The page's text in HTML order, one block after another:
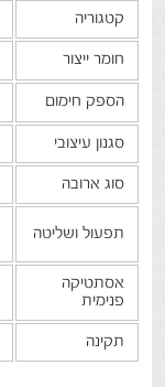
קטגוריה
חומר ייצור
הספק חימום
סגנון עיצובי
סוג ארובה
תפעול ושליטה
אסתטיקה
פנימית
תקינה